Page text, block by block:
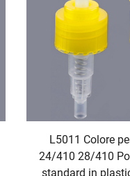
L5011 Colore
24/410 28/410
standard in